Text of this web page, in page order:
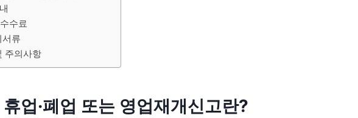
수료
류
주의사항
업·폐업 또는 영업재개신고란?